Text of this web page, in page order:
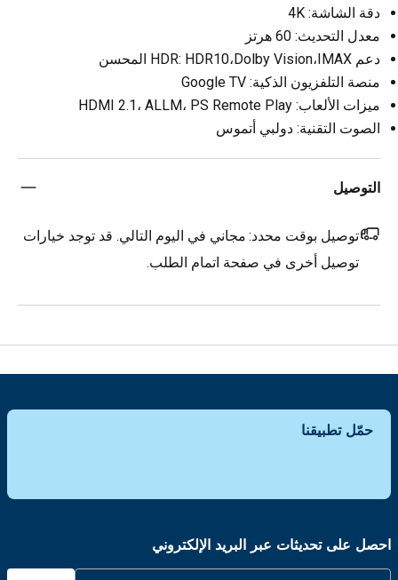
دقة الشاشة: 4K
معدل التحديث: 60 هرتز
دعم HDR: HDR10،Dolby Vision،IMAX المحسن
منصة التلفزيون الذكية: Google TV
ميزات الألعاب: HDMI 2.1، ALLM، PS Remote Play
الصوت التقنية: دولبي أتموس
التوصيل
توصيل بوقت محدد: مجاني في اليوم التالي. قد توجد خيارات
توصيل أخرى في صفحة اتمام الطلب.
حمّل تطبيقنا
احصل على تحديثات عبر البريد الإلكتروني